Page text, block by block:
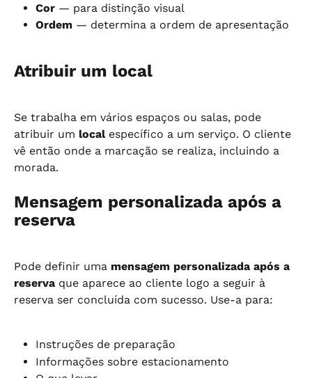
Cor — para distinção visual
Ordem — determina a ordem de apresentação
Atribuir um local
Se trabalha em vários espaços ou salas, pode
atribuir um local específico a um serviço. O cliente
vê então onde a marcação se realiza, incluindo a
morada.
Mensagem personalizada após a
reserva
Pode definir uma mensagem personalizada após a
reserva que aparece ao cliente logo a seguir à
reserva ser concluída com sucesso. Use-a para:
Instruções de preparação
Informações sobre estacionamento